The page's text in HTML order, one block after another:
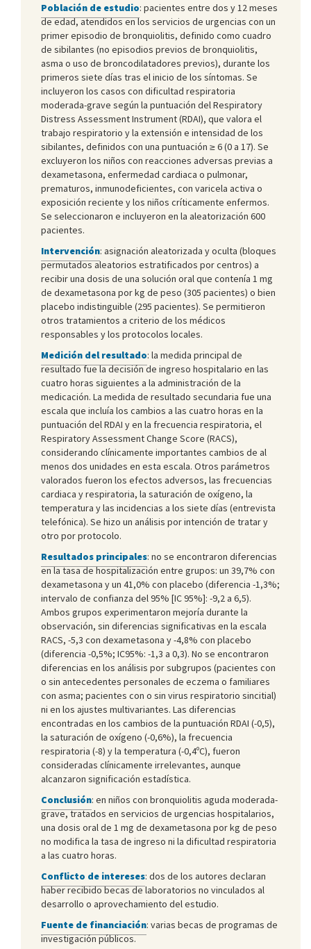
Población de estudio: pacientes entre dos y 12 meses
de edad, atendidos en los servicios de urgencias con un
primer episodio de bronquiolitis, definido como cuadro
de sibilantes (no episodios previos de bronquiolitis,
asma o uso de broncodilatadores previos), durante los
primeros siete días tras el inicio de los síntomas. Se
incluyeron los casos con dificultad respiratoria
moderada-grave según la puntuación del Respiratory
Distress Assessment Instrument (RDAI), que valora el
trabajo respiratorio y la extensión e intensidad de los
sibilantes, definidos con una puntuación ≥ 6 (0 a 17). Se
excluyeron los niños con reacciones adversas previas a
dexametasona, enfermedad cardiaca o pulmonar,
prematuros, inmunodeficientes, con varicela activa o
exposición reciente y los niños críticamente enfermos.
Se seleccionaron e incluyeron en la aleatorización 600
pacientes.
Intervención: asignación aleatorizada y oculta (bloques
permutados aleatorios estratificados por centros) a
recibir una dosis de una solución oral que contenía 1 mg
de dexametasona por kg de peso (305 pacientes) o bien
placebo indistinguible (295 pacientes). Se permitieron
otros tratamientos a criterio de los médicos
responsables y los protocolos locales.
Medición del resultado: la medida principal de
resultado fue la decisión de ingreso hospitalario en las
cuatro horas siguientes a la administración de la
medicación. La medida de resultado secundaria fue una
escala que incluía los cambios a las cuatro horas en la
puntuación del RDAI y en la frecuencia respiratoria, el
Respiratory Assessment Change Score (RACS),
considerando clínicamente importantes cambios de al
menos dos unidades en esta escala. Otros parámetros
valorados fueron los efectos adversos, las frecuencias
cardiaca y respiratoria, la saturación de oxígeno, la
temperatura y las incidencias a los siete días (entrevista
telefónica). Se hizo un análisis por intención de tratar y
otro por protocolo.
Resultados principales: no se encontraron diferencias
en la tasa de hospitalización entre grupos: un 39,7% con
dexametasona y un 41,0% con placebo (diferencia -1,3%;
intervalo de confianza del 95% [IC 95%]: -9,2 a 6,5).
Ambos grupos experimentaron mejoría durante la
observación, sin diferencias significativas en la escala
RACS, -5,3 con dexametasona y -4,8% con placebo
(diferencia -0,5%; IC95%: -1,3 a 0,3). No se encontraron
diferencias en los análisis por subgrupos (pacientes con
o sin antecedentes personales de eczema o familiares
con asma; pacientes con o sin virus respiratorio sincitial)
ni en los ajustes multivariantes. Las diferencias
encontradas en los cambios de la puntuación RDAI (-0,5),
la saturación de oxígeno (-0,6%), la frecuencia
respiratoria (-8) y la temperatura (-0,4ºC), fueron
consideradas clínicamente irrelevantes, aunque
alcanzaron significación estadística.
Conclusión: en niños con bronquiolitis aguda moderada-
grave, tratados en servicios de urgencias hospitalarios,
una dosis oral de 1 mg de dexametasona por kg de peso
no modifica la tasa de ingreso ni la dificultad respiratoria
a las cuatro horas.
Conflicto de intereses: dos de los autores declaran
haber recibido becas de laboratorios no vinculados al
desarrollo o aprovechamiento del estudio.
Fuente de financiación: varias becas de programas de
investigación públicos.